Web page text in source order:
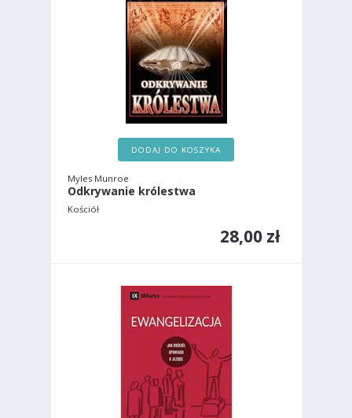
DODAJ DO KOSZYKA
Myles Munroe
Odkrywanie królestwa
Kościół
28,00 zł